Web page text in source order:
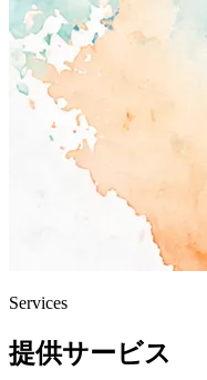
Services
提供サービス